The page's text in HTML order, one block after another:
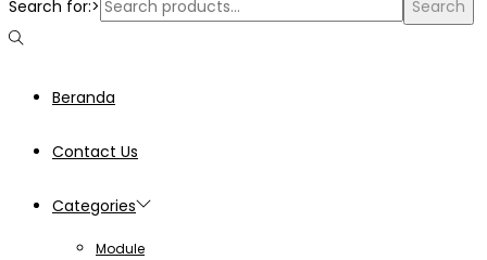
Search for:> Search
Beranda
Contact Us
Categories
Module